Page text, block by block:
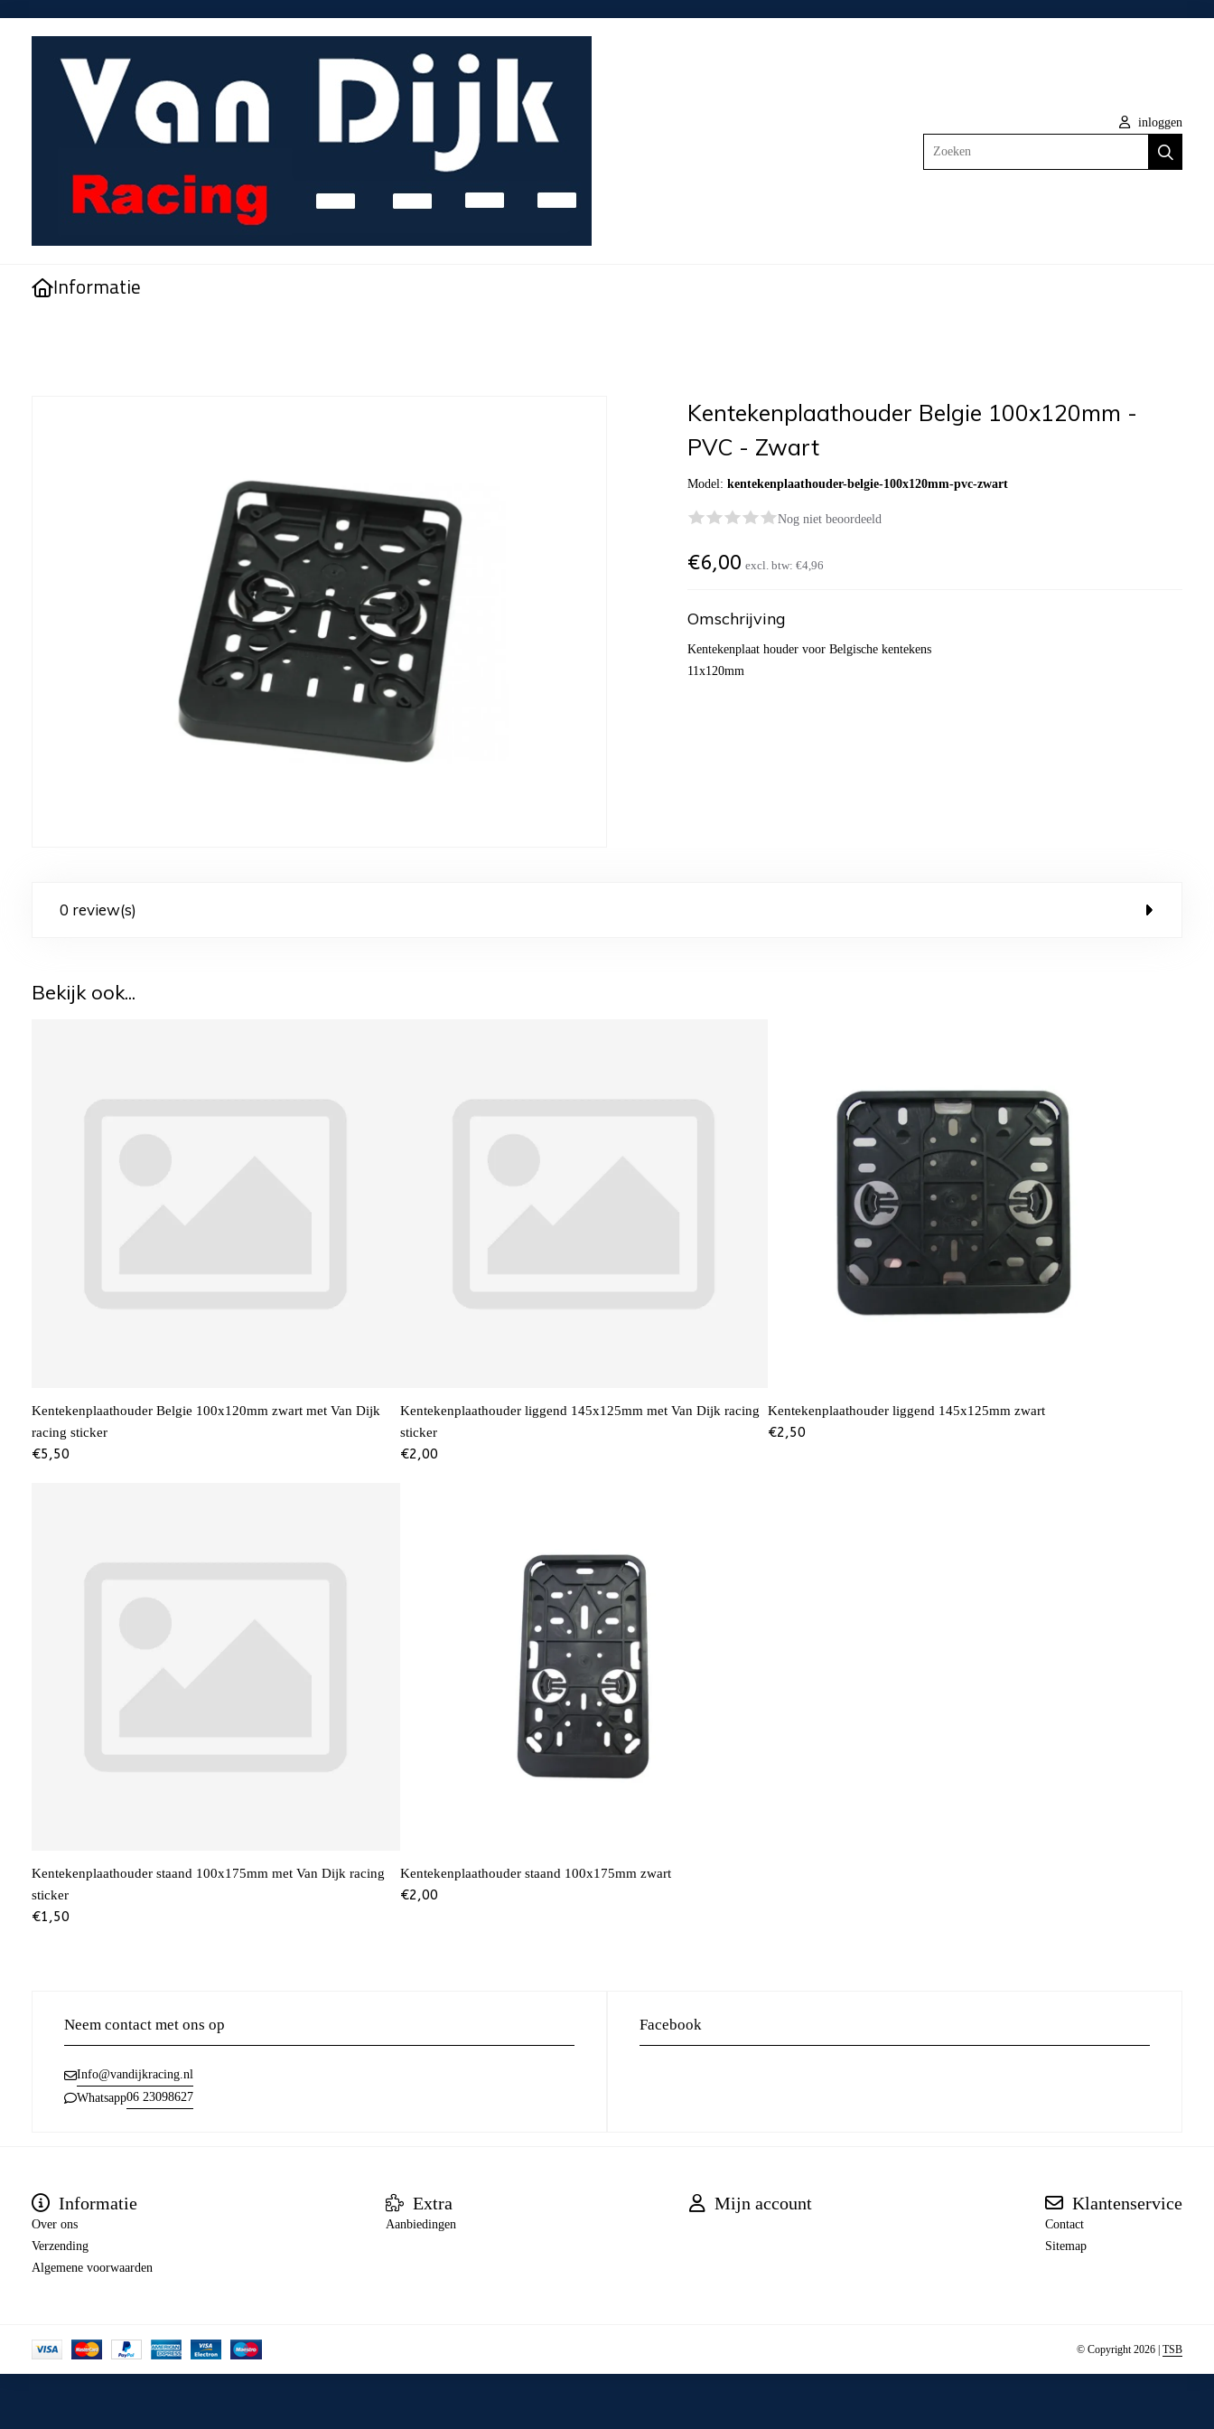
inloggen
Zoeken
Informatie
Kentekenplaathouder Belgie 100x120mm -
PVC - Zwart
Model:kentekenplaathouder-belgie-100x120mm-pvc-zwart
Nog niet beoordeeld
€6,00 excl. btw:€4,96
Omschrijving
Kentekenplaat houder voor Belgische kentekens
11x120mm
0 review(s)
Bekijk ook...
Kentekenplaathouder Belgie 100x120mm zwart met Van Dijk
racing sticker
€5,50
Kentekenplaathouder liggend 145x125mm met Van Dijk racing
sticker
€2,00
Kentekenplaathouder liggend 145x125mm zwart
€2,50
Kentekenplaathouder staand 100x175mm met Van Dijk racing
sticker
€1,50
Kentekenplaathouder staand 100x175mm zwart
€2,00
Neem contact met ons op
Info@vandijkracing.nl
Whatsapp06 23098627
Facebook
Informatie
Over ons
Verzending
Algemene voorwaarden
Extra
Aanbiedingen
Mijn account Klantenservice
Contact
Sitemap
© Copyright 2026 | TSB